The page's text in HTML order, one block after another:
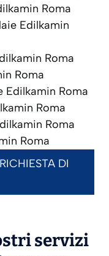
Roma
Edilkamin
Roma
Roma
Edilkamin Roma
Roma
Roma
Roma
DI
servizi